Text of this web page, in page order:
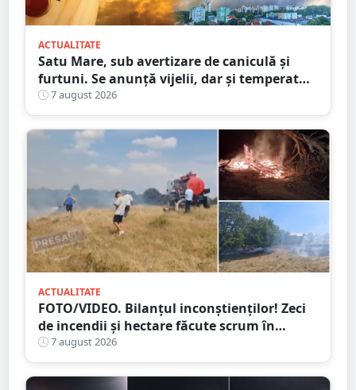
ACTUALITATE
Satu Mare, sub avertizare de caniculă și
furtuni. Se anunță vijelii, dar și temperaturi
ridicate. Avertizarea ANM
7 august 2026
ACTUALITATE
FOTO/VIDEO. Bilanțul inconștienților! Zeci
de incendii și hectare făcute scrum în
județul Satu Mare
7 august 2026